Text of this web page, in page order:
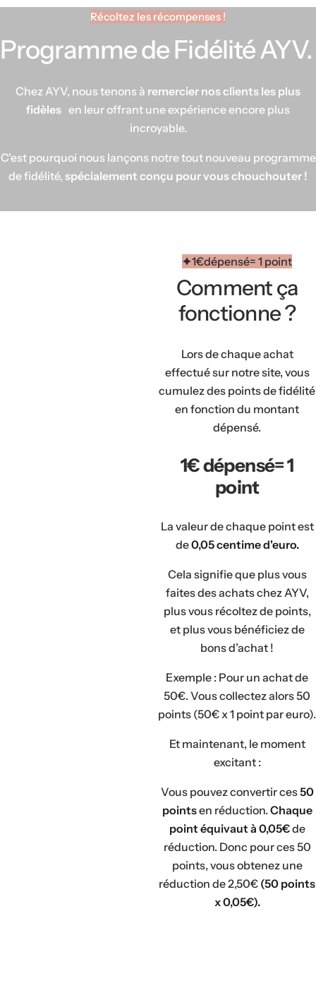
e
à
v
r
s
r
u
,
r
u
.
.
Récoltez les récompenses !
Programme de Fidélité AYV.
Chez AYV, nous tenons à remercier nos clients les plus
fidèles en leur offrant une expérience encore plus
incroyable.
C'est pourquoi nous lançons notre tout nouveau programme
de fidélité, spécialement conçu pour vous chouchouter !
1€dépensé= 1 point
Comment ça
fonctionne ?
Lors de chaque achat
effectué sur notre site, vous
cumulez des points de fidélité
en fonction du montant
dépensé.
1€ dépensé= 1
point
La valeur de chaque point est
de0,05 centime d'euro.
Cela signifie que plus vous
faites des achats chez AYV,
plus vous récoltez de points,
et plus vous bénéficiez de
bons d’achat !
Exemple : Pour un achat de
50€. Vous collectez alors 50
points (50€ x 1 point par euro).
Et maintenant, le moment
excitant :
Vous pouvez convertir ces50
pointsen réduction. Chaque
point équivaut à 0,05€de
réduction. Donc pour ces 50
points, vous obtenez une
réduction de 2,50€ (50 points
x 0,05€).